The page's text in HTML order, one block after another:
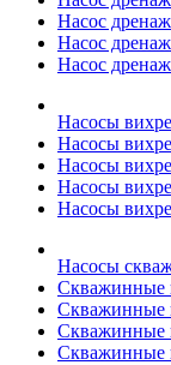
Насос
Насос
Насос
Насосы
Насосы
Насосы
Насосы
Насосы
Насосы
Скважинные
Скважинные
Скважинные
Cкважинные